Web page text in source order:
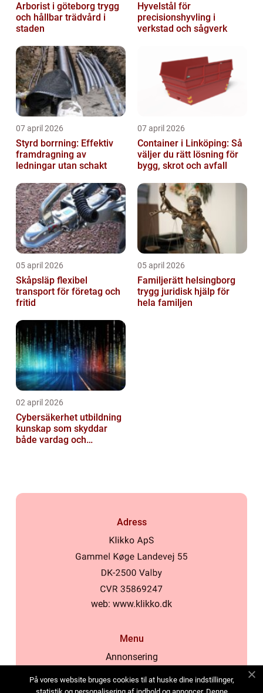
Arborist i göteborg trygg
och hållbar trädvård i
staden
Hyvelstål för
precisionshyvling i
verkstad och sågverk
07 april 2026
Styrd borrning: Effektiv
framdragning av
ledningar utan schakt
07 april 2026
Container i Linköping: Så
väljer du rätt lösning för
bygg, skrot och avfall
05 april 2026
Skåpsläp flexibel
transport för företag och
fritid
05 april 2026
Familjerätt helsingborg
trygg juridisk hjälp för
hela familjen
02 april 2026
Cybersäkerhet utbildning
kunskap som skyddar
både vardag och
Adress
web: www.klikko.dk
Menu
Annonsering
Cookies
På vores website bruges cookies til at huske dine indstillinger,